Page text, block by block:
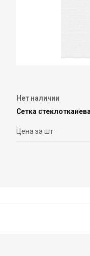
Нет наличии
Сетка
Цена за шт